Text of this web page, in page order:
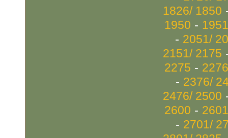
1826/ 1850
1950 -
- 2051/
2151/ 2175
2275 -
- 2376/
2476/ 2500
2600 -
- 2701/